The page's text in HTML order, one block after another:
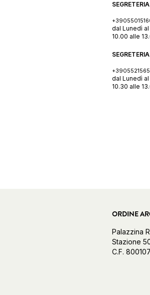
dal Lunedì
10.00 alle
dal Lunedì
10.30 alle
ORDINE
Palazzina
Stazione
C.F.